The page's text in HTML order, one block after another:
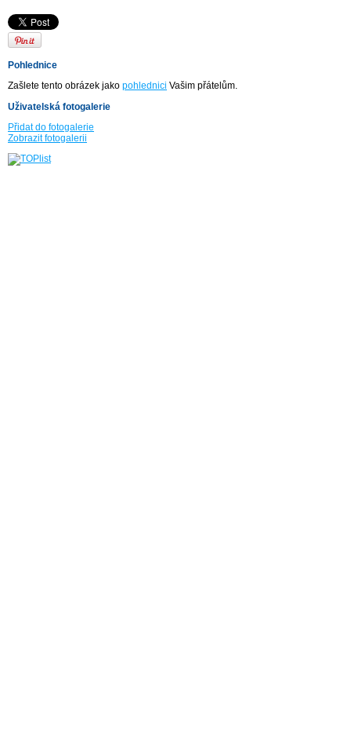
Pohlednice
Zašlete tento obrázek jako pohlednici Vašim přátelům.
Uživatelská fotogalerie
Přidat do fotogalerie
Zobrazit fotogalerii